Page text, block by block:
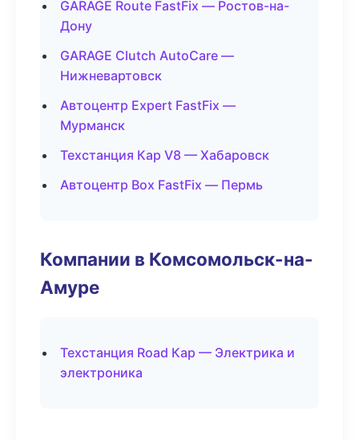
GARAGE Route FastFix — Ростов-на-
Дону
GARAGE Clutch AutoCare —
Нижневартовск
Автоцентр Expert FastFix —
Мурманск
Техстанция Кар V8 — Хабаровск
Автоцентр Box FastFix — Пермь
Компании в Комсомольск-на-
Амуре
Техстанция Road Кар — Электрика и
электроника